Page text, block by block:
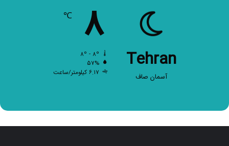
Tehran
آسمان صاف
۵۷%
۶.۱۷ کیلومتر/ساعت
صفحات اصلی